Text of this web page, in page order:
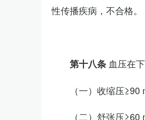
性传播疾病，不合格。
第十八条 血压在
（一）收缩压
（二）舒张压≥60